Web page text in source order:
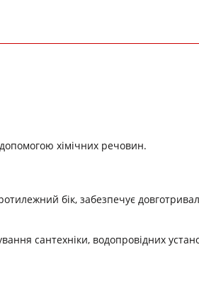
хімічних речовин.
бік, забезпечує
сантехніки, водопровідних